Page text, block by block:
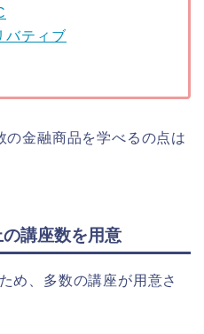
バティブ
の金融商品を学べるの点は
講座数を用意
め、多数の講座が用意さ